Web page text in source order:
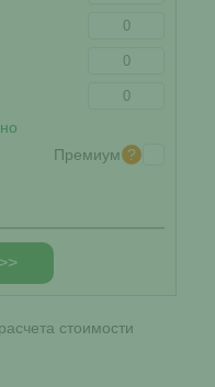
Премиум ?
стоимости